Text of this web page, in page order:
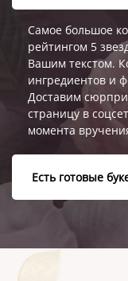
Самое большое
рейтингом 5
Вашим текстом.
ингредиентов и
Доставим
страницу в
момента
Есть готовые